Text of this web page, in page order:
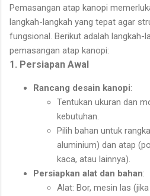
Pemasangan atap kanopi
langkah-langkah yang tepat agar
fungsional. Berikut adalah langkah-
pemasangan atap kanopi:
1. Persiapan Awal
Rancang desain kanopi:
Tentukan ukuran dan
kebutuhan.
Pilih bahan untuk
aluminium) dan atap
kaca, atau lainnya).
Persiapkan alat dan bahan:
Alat: Bor, mesin las